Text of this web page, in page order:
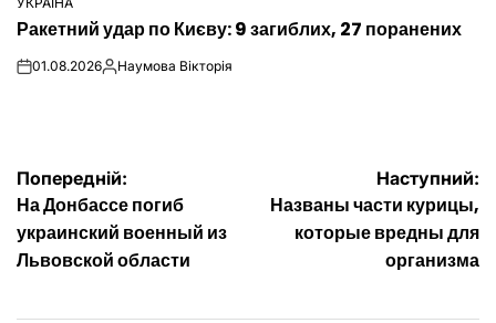
ОПУБЛІКУВАТИ
У
Ракетний удар по Києву: 9 загиблих, 27 поранених
on01.08.2026Опубліковано
Наумова Вікторія
Навігація
записів
Попередній:
На Донбассе погиб
украинский военный из
Львовской области
Наступний:
Названы части курицы,
которые вредны для
организма